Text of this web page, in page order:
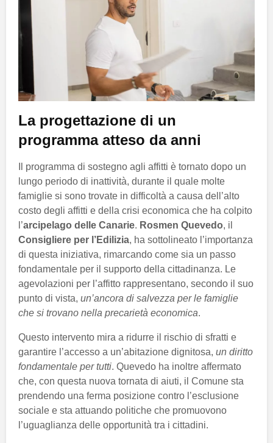
La progettazione di un
programma atteso da anni
Il programma di sostegno agli affitti è tornato dopo un
lungo periodo di inattività, durante il quale molte
famiglie si sono trovate in difficoltà a causa dell’alto
costo degli affitti e della crisi economica che ha colpito
l’arcipelago delle Canarie. Rosmen Quevedo, il
Consigliere per l’Edilizia, ha sottolineato l’importanza
di questa iniziativa, rimarcando come sia un passo
fondamentale per il supporto della cittadinanza. Le
agevolazioni per l’affitto rappresentano, secondo il suo
punto di vista, un’ancora di salvezza per le famiglie
che si trovano nella precarietà economica.
Questo intervento mira a ridurre il rischio di sfratti e
garantire l’accesso a un’abitazione dignitosa, un diritto
fondamentale per tutti. Quevedo ha inoltre affermato
che, con questa nuova tornata di aiuti, il Comune sta
prendendo una ferma posizione contro l’esclusione
sociale e sta attuando politiche che promuovono
l’uguaglianza delle opportunità tra i cittadini.